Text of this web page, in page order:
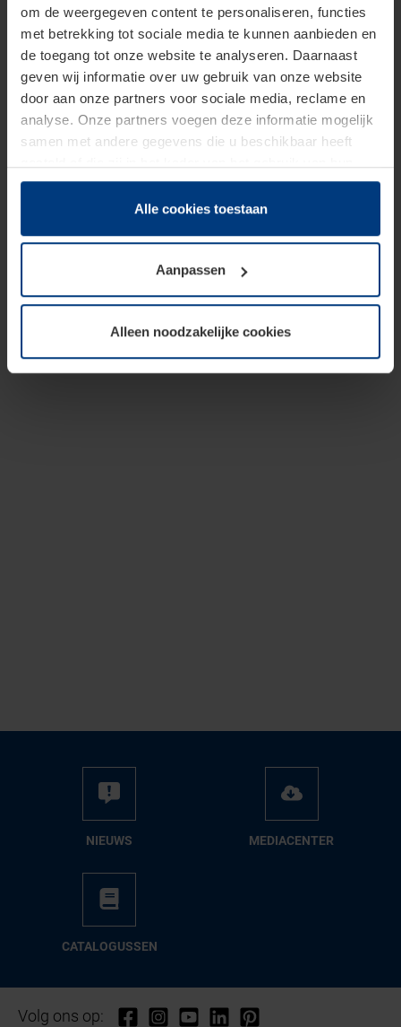
om de weergegeven content te personaliseren, functies
met betrekking tot sociale media te kunnen aanbieden en
de toegang tot onze website te analyseren. Daarnaast
geven wij informatie over uw gebruik van onze website
door aan onze partners voor sociale media, reclame en
analyse. Onze partners voegen deze informatie mogelijk
samen met andere gegevens die u beschikbaar heeft
dienstverlening hebben verzameld.
Juridisch zijn wij gerechtigd om cookies op uw computer
onze pagina's absoluut noodzakelijk is. Voor alle andere
soorten cookies is uw toestemming vereist. Uw
toestemming kunt u op elk moment bij de uitleg van de
wijzigen of herroepen.
Alle cookies toestaan
Aanpassen
Alleen noodzakelijke cookies
NIEUWS ME­DIA­CEN­TER
CA­TA­LO­GUS­SEN
Volg ons op: